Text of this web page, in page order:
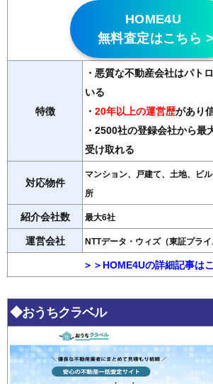
HOME4U
無料査定はこちら
特徴
・悪質な不動産会社はパト
いる
・ 20年以上の運営歴があり
・2500社の登録会社から最
受け取れる
対応物件
マンション、戸建て、土地、ビ
所
紹介会社数 最大6社
運営会社 NTTデータ・ウィズ（東証プライ
＞＞HOME4Uの詳細記事は
◆おうちクラベル